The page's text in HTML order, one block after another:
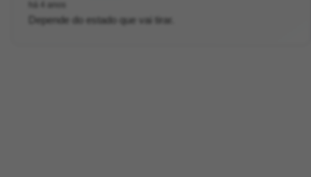
há 4 anos
Depende do estado que vai tirar.